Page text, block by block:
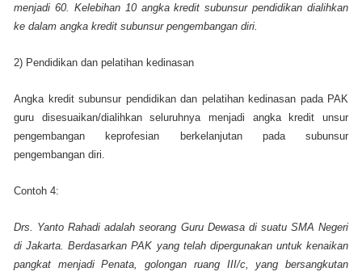
menjadi 60. Kelebihan 10 angka kredit subunsur pendidikan dialihkan
ke dalam angka kredit subunsur pengembangan diri.
2) Pendidikan dan pelatihan kedinasan
Angka kredit subunsur pendidikan dan pelatihan kedinasan pada PAK
guru disesuaikan/dialihkan seluruhnya menjadi angka kredit unsur
pengembangan keprofesian berkelanjutan pada subunsur
pengembangan diri.
Contoh 4:
Drs. Yanto Rahadi adalah seorang Guru Dewasa di suatu SMA Negeri
di Jakarta. Berdasarkan PAK yang telah dipergunakan untuk kenaikan
pangkat menjadi Penata, golongan ruang III/c, yang bersangkutan